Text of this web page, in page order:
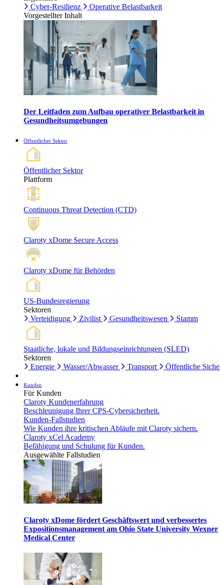
Cyber-Resilienz
Operative Belastbarkeit
Vorgestellter Inhalt
Der Leitfaden zum Aufbau operativer Belastbarkeit in
Gesundheitsumgebungen
Öffentlicher Sektor
Öffentlicher Sektor
Plattform
Continuous Threat Detection (CTD)
Claroty xDome Secure Access
Claroty xDome für Behörden
US-Bundesregierung
Sektoren
Verteidigung
Zivilist Gesundheitswesen Stamm
Staatliche, lokale und Bildungseinrichtungen (SLED)
Sektoren
Energie
Wasser/Abwasser Transport Öffentliche
Kunden
Für Kunden
Claroty Kundenerfahrung
Beschleunigung Ihrer CPS-Cybersicherheit.
Kunden-Fallstudien
Wie Kunden ihre kritischen Abläufe mit Claroty sichern.
Claroty xCel Academy
Befähigung und Schulung für Kunden.
Ausgewählte Fallstudien
Claroty xDome fördert Geschäftswert und verbessertes
Expositionsmanagement am Ohio State University Wexner
Medical Center